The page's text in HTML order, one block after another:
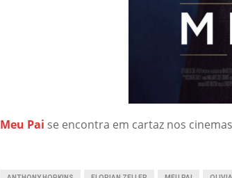
Meu Pai se encontra em cartaz nos